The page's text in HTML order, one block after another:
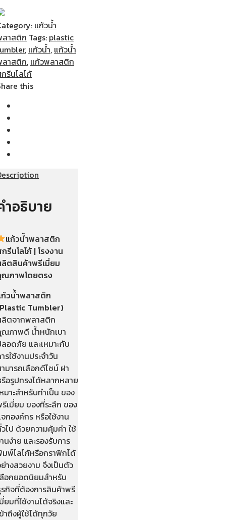
แก้วน้ำ
าสติก Tags: plastic
, แก้วน้ำ, แก้วน้ำ
าสติก, แก้วพลาสติก
รีนโลโก้
this
ำอธิบาย
แก้วน้ำพลาสติก
รีนโลโก้ | โรงงาน
ตสินค้าพรีเมี่ยม
ภาพโดยตรง
วน้ำพลาสติก
Tumbler)
ตจากพลาสติก
ภาพดี น้ำหนักเบา
อดภัย และเหมาะกับ
รใช้งานประจำวัน
มารถเลือกดีไซน์ ฝา
อรูปทรงได้หลากหลาย
มาะสำหรับทำเป็น ของ
เมี่ยม ของที่ระลึก ของ
กองค์กร หรือใช้งาน
ไป ด้วยความคุ้มค่า ใช้
นง่าย และรองรับการ
พ์โลโก้หรือกราฟิกได้
างสวยงาม จึงเป็นตัว
อกยอดนิยมสำหรับ
กิจที่ต้องการสินค้าพรี
ยมที่ใช้งานได้จริงและ
าถึงผู้ใช้ได้ทุกวัย